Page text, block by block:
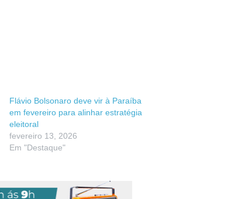
Flávio Bolsonaro deve vir à Paraíba
em fevereiro para alinhar estratégia
eleitoral
fevereiro 13, 2026
Em "Destaque"